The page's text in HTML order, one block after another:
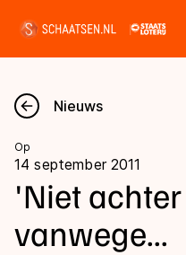
Nieuws
Kalender
Disciplines
Nieuws
Op
14 september 2011
'Niet
vanwege...